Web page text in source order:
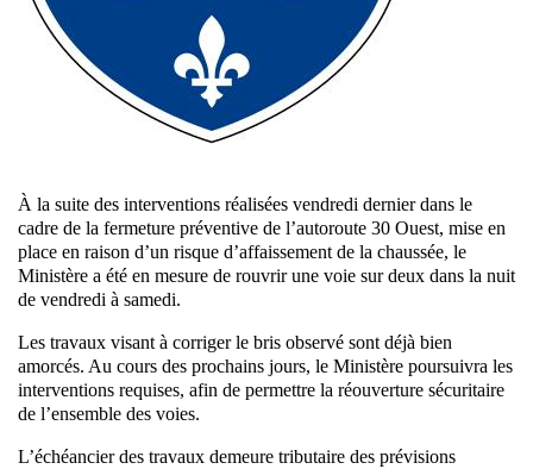
À la suite des interventions réalisées vendredi dernier dans le
cadre de la fermeture préventive de l’autoroute 30 Ouest, mise en
place en raison d’un risque d’affaissement de la chaussée, le
Ministère a été en mesure de rouvrir une voie sur deux dans la nuit
de vendredi à samedi.
Les travaux visant à corriger le bris observé sont déjà bien
amorcés. Au cours des prochains jours, le Ministère poursuivra les
interventions requises, afin de permettre la réouverture sécuritaire
de l’ensemble des voies.
L’échéancier des travaux demeure tributaire des prévisions